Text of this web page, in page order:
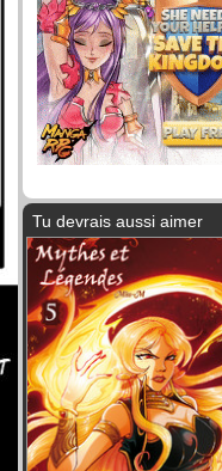
Tu devrais aussi aimer